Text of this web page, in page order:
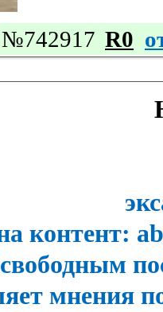
R0
контент:
мнения